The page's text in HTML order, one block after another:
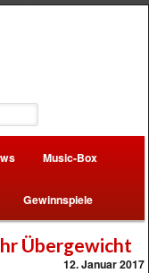
Music-Box
Gewinnspiele
Übergewicht
12. Januar 2017